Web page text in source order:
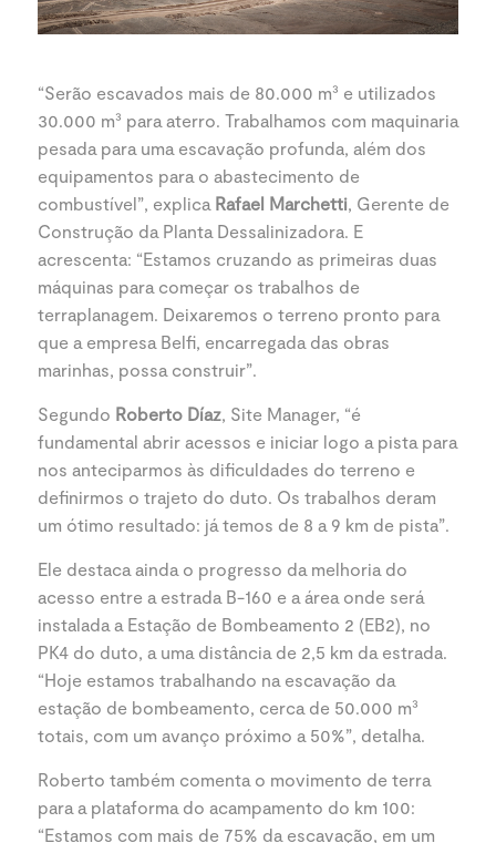
“Serão escavados mais de 80.000 m³ e utilizados
30.000 m³ para aterro. Trabalhamos com maquinaria
pesada para uma escavação profunda, além dos
equipamentos para o abastecimento de
combustível”, explica Rafael Marchetti, Gerente de
Construção da Planta Dessalinizadora. E
acrescenta: “Estamos cruzando as primeiras duas
máquinas para começar os trabalhos de
terraplanagem. Deixaremos o terreno pronto para
que a empresa Belfi, encarregada das obras
marinhas, possa construir”.
Segundo Roberto Díaz, Site Manager, “é
fundamental abrir acessos e iniciar logo a pista para
nos anteciparmos às dificuldades do terreno e
definirmos o trajeto do duto. Os trabalhos deram
um ótimo resultado: já temos de 8 a 9 km de pista”.
Ele destaca ainda o progresso da melhoria do
acesso entre a estrada B-160 e a área onde será
instalada a Estação de Bombeamento 2 (EB2), no
PK4 do duto, a uma distância de 2,5 km da estrada.
“Hoje estamos trabalhando na escavação da
estação de bombeamento, cerca de 50.000 m³
totais, com um avanço próximo a 50%”, detalha.
Roberto também comenta o movimento de terra
para a plataforma do acampamento do km 100:
“Estamos com mais de 75% da escavação, em um